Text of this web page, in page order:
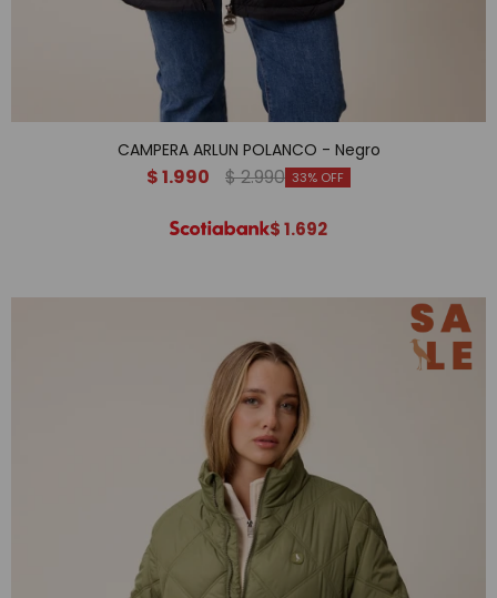
CAMPERA ARLUN POLANCO - Negro
$1.990 $2.990 33
$1.692